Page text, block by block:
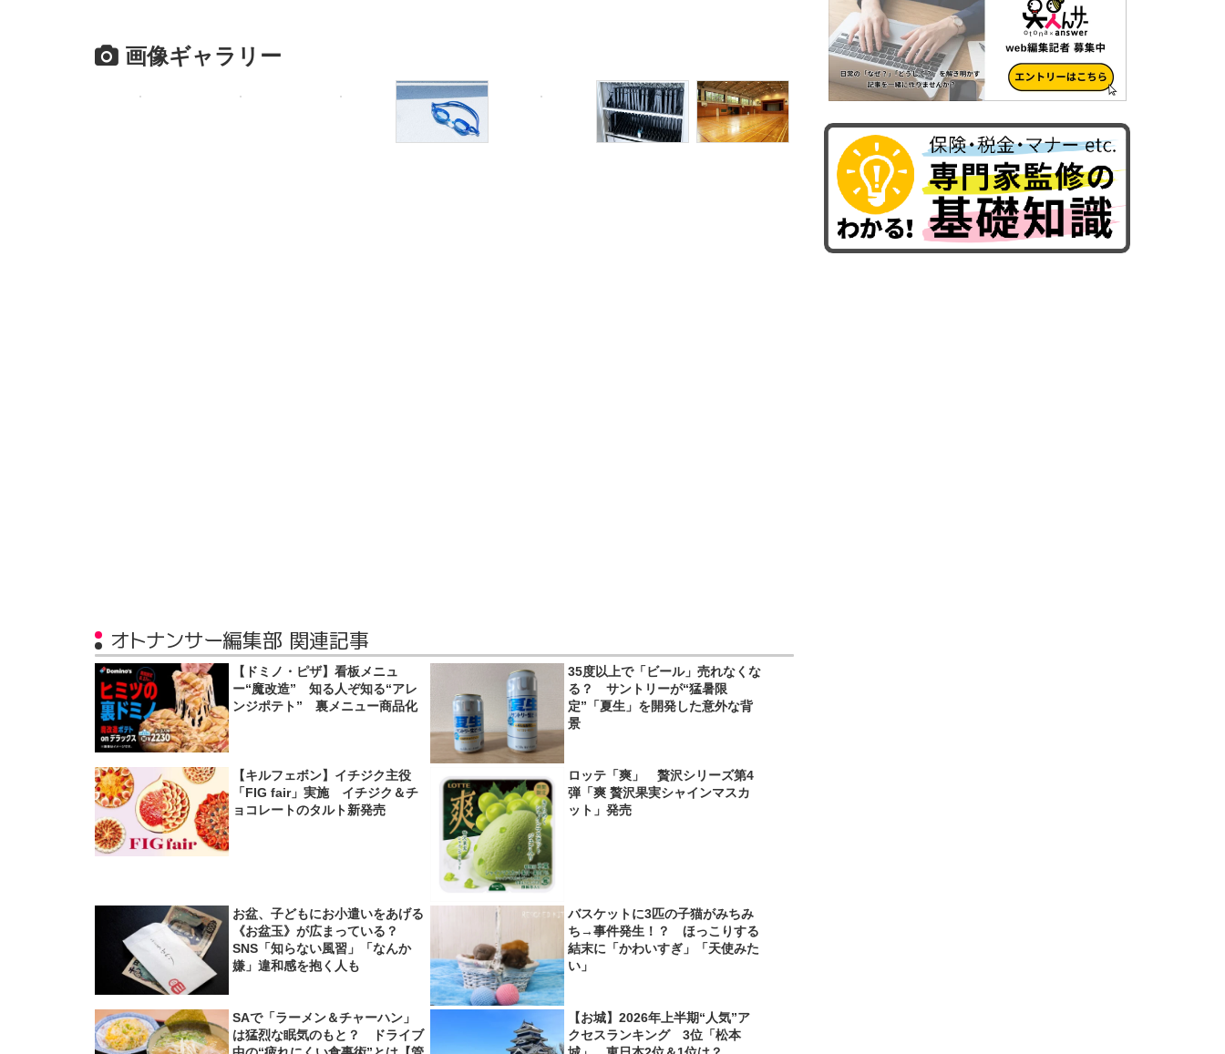
画像ギャラリー
オトナンサー編集部 関連記事
【ドミノ・ピザ】看板メニュ
ー“魔改造” 知る人ぞ知る“アレ
ンジポテト” 裏メニュー商品化
35度以上で「ビール」売れなくな
る？ サントリーが“猛暑限
定”「夏生」を開発した意外な背
景
【キルフェボン】イチジク主役
「FIG fair」実施 イチジク＆チ
ョコレートのタルト新発売
ロッテ「爽」 贅沢シリーズ第4
弾「爽 贅沢果実シャインマスカ
ット」発売
お盆、子どもにお小遣いをあげる
《お盆玉》が広まっている？
SNS「知らない風習」「なんか
嫌」違和感を抱く人も
バスケットに3匹の子猫がみちみ
ち→事件発生！？ ほっこりする
結末に「かわいすぎ」「天使みた
い」
SAで「ラーメン＆チャーハン」
は猛烈な眠気のもと？ ドライブ
【お城】2026年上半期“人気”ア
クセスランキング 3位「松本